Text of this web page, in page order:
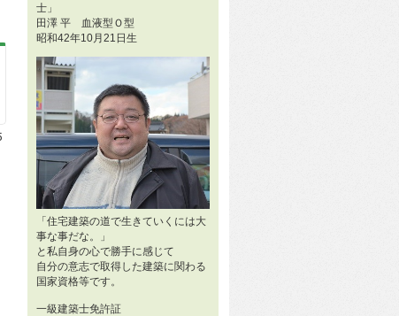
士」
田澤 平 血液型Ｏ型
昭和42年10月21日生
「住宅建築の道で生きていくには大
事な事だな。」
と私自身の心で勝手に感じて
自分の意志で取得した建築に関わる
国家資格等です。
一級建築士免許証